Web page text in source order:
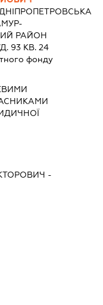
РАЙОН
93 КВ. 24
фонду
-